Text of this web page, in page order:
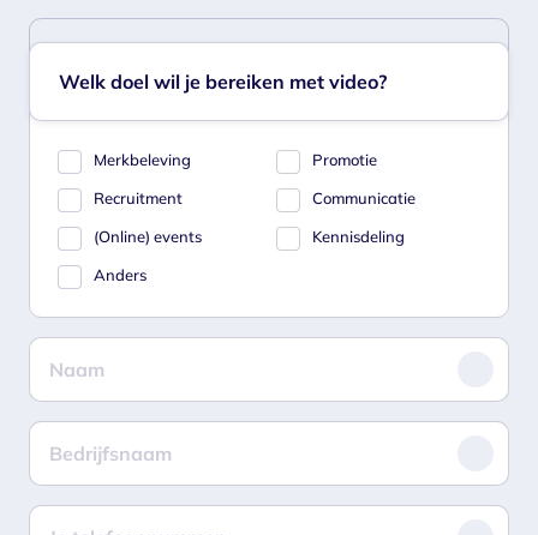
Welk doel wil je bereiken met video?
Merkbeleving
Promotie
Recruitment
Communicatie
(Online) events
Kennisdeling
Anders